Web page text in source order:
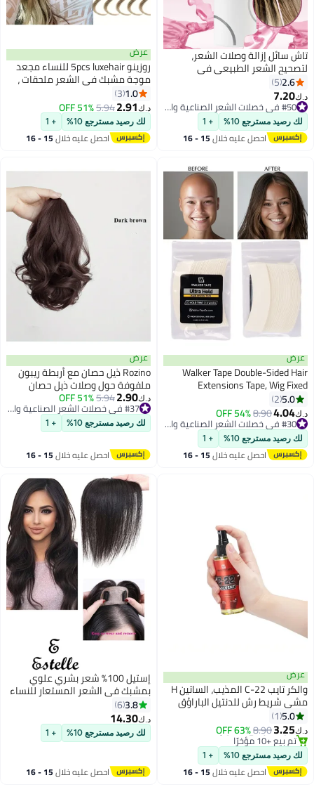
الشعر،
في
100 مل.
#50 في خصلات الشعر الصناعية والبواريك
#50 في خصلات الشعر الصناعية والبواريك + 1
خلال 15 - 16
عرض
روزينو 5pcs luxehair للنساء مجعد
موجة مشبك في الشعر ملحقات ،
خطوط اصطناعية عالية الحرارة من
الألياف ، مشابك مفاجأة مرنة قوية ،
لا تساقط ، خالية من التشابك ،
للحفلات والاستخدام اليومي
د.ك‏2.91
5.94
51% OFF
لك رصيد مسترجع 10% + 1
احصل عليه خلال 15 - 16
Walker Tape
Waterproof
Extensions
Tape, Strip
#30 في خصلات الشعر الصناعية والبواريك
#30 في خصلات الشعر الصناعية والبواريك + 1
خلال 15 - 16
عرض
Rozino ذيل حصان مع أربطة ريبون
ملفوفة حول وصلات ذيل حصان
مموجة ومجعدة صناعية أنيقة
للاستخدام اليومي ملحقات شعر بني
داكن
51% OFF #37 في خصلات الشعر الصناعية والبواريك
#37 في خصلات الشعر الصناعية والبواريك لك رصيد مسترجع 10% + 1
احصل عليه خلال 15 - 16
والكر تايب C-22 المذيب، الساتين H
الباراؤق
#20 في خصلات الشعر الصناعية والبواريك
#20 في خصلات الشعر الصناعية والبواريك
+ 1
خلال 15 - 16
إستيل 100% شعر بشري علوي
بمشبك في الشعر المستعار للنساء
في منتصف الجزء المستقيم من
الشعر المستعار لتساقط الشعر
الخفيف، غطاء حجم الشعر الرمادي
الطبيعي الأسود، قاعدة صنع الآلة 7
× 10 سم، طول الشعر 30 سم
3.8
6
لك رصيد مسترجع 10% + 1
احصل عليه خلال 15 - 16